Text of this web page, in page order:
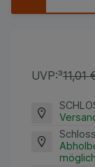
UVP:³11,01
möglich